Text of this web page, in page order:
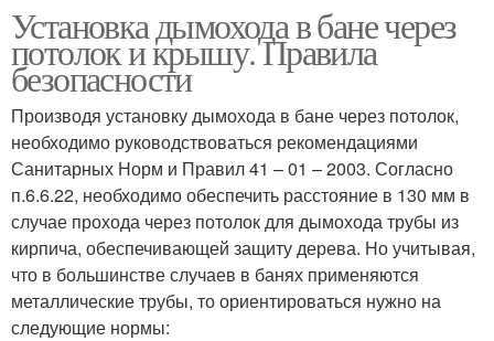
Установка дымохода в бане через
потолок и крышу. Правила
безопасности
Производя установку дымохода в бане через потолок,
необходимо руководствоваться рекомендациями
Санитарных Норм и Правил 41 – 01 – 2003. Согласно
п.6.6.22, необходимо обеспечить расстояние в 130 мм в
случае прохода через потолок для дымохода трубы из
кирпича, обеспечивающей защиту дерева. Но учитывая,
что в большинстве случаев в банях применяются
металлические трубы, то ориентироваться нужно на
следующие нормы: